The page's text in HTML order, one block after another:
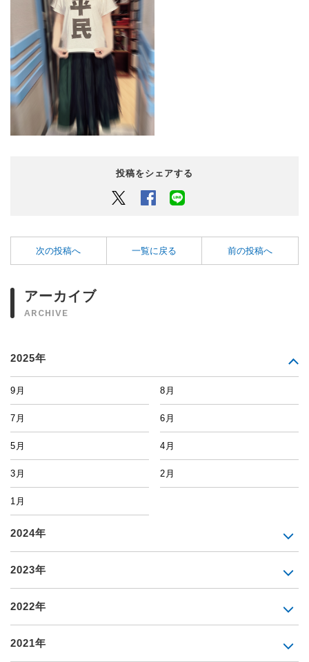
投稿をシェアする
Twitter Facebook
次の投稿へ 一覧に戻る 前の投稿へ
アーカイブ
ARCHIVE
2025年
9月 8月
7月 6月
5月 4月
3月 2月
1月
2024年
2023年
2022年
2021年